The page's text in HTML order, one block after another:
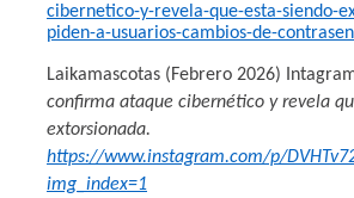
cibernetico-y-revela-que-esta-siendo-
piden-a-usuarios-cambios-de-
Laikamascotas (Febrero 2026)
confirma ataque cibernético y revela
extorsionada.
https://www.instagram.com/p/
img_index=1